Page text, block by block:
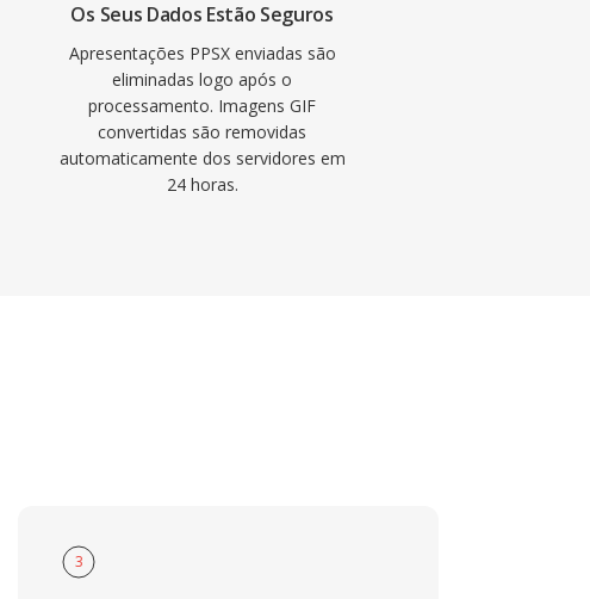
Os Seus Dados Estão Seguros
Apresentações PPSX enviadas são
eliminadas logo após o
processamento. Imagens GIF
convertidas são removidas
automaticamente dos servidores em
24 horas.
3